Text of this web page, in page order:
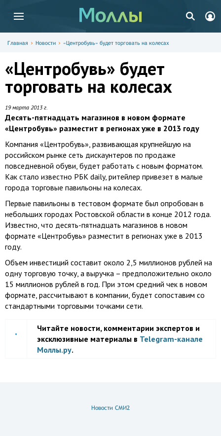
Главная Новости «Центробувь» будет торговать на колесах
«Центробувь» будет
торговать на колесах
19 марта 2013 г.
Десять-пятнадцать магазинов в новом формате
«Центробувь» разместит в регионах уже в 2013 году
Компания «Центробувь», развивающая крупнейшую на
российском рынке сеть дискаунтеров по продаже
повседневной обуви, будет работать с новым форматом.
Как стало известно РБК daily, ритейлер привезет в малые
города торговые павильоны на колесах.
Первые павильоны в тестовом формате был опробован в
небольших городах Ростовской области в конце 2012 года.
Известно, что десять-пятнадцать магазинов в новом
формате «Центробувь» разместит в регионах уже в 2013
году.
Объем инвестиций составит около 2,5 миллионов рублей на
одну торговую точку, а выручка – предположительно около
15 миллионов рублей в год. При этом средний чек в новом
формате, рассчитывают в компании, будет сопоставим со
стандартными торговыми точками сети.
Читайте новости, комментарии экспертов и
эксклюзивные материалы в Telegram-канале
Моллы.ру.
Новости СМИ2